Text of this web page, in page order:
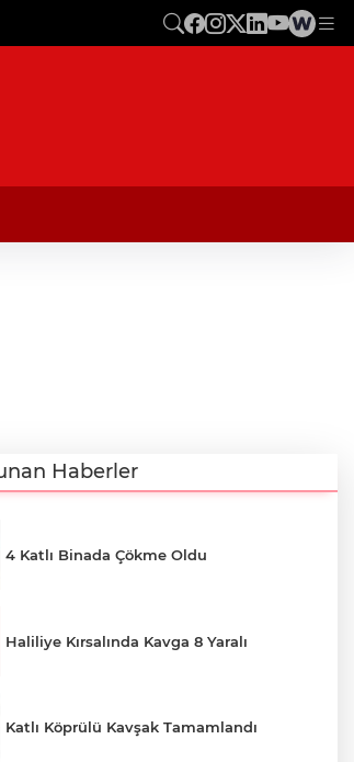
Haberler
4 Katlı Binada Çökme Oldu
Haliliye Kırsalında Kavga 8 Yaralı
Katlı Köprülü Kavşak Tamamlandı